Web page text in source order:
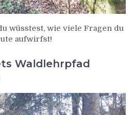
wüsstest, wie viele Fragen du
aufwirfst!
Waldlehrpfad